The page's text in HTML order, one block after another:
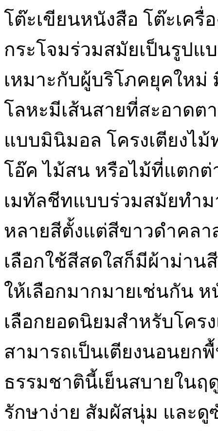
โต๊ะเขียนหนังสือ โต๊ะเครื่
กระโจมร่วมสมัยเป็นรูปแ
เหมาะกับผู้บริโภคยุคใหม่
โลหะมีเส้นสายที่สะอาดต
แบบมินิมอล โครงเตียงไ
โอ๊ค ไม้สน หรือไม้ที่แตกต่
เมทัลชีทแบบร่วมสมัยทำ
หลายสีตั้งแต่สีขาวดำคล
เลือกใช้สีสดใสก็มีผ้าม่าน
ให้เลือกมากมายเช่นกัน ห
เลือกยอดนิยมสำหรับโคร
สามารถเป็นเตียงนอนยก
ธรรมชาตินี้เย็นสบายใน
รักษาง่าย สัมผัสนุ่ม และ